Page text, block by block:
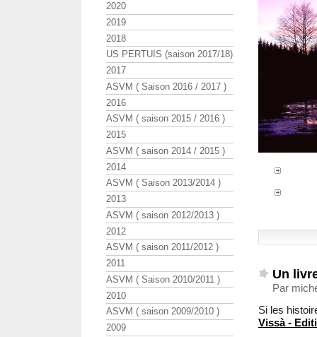
Un
Par
Si les
Vissà -
2020
2019
2018
US PERTUIS (saison 2017/18)
2017
ASVM ( Saison 2016 / 2017 )
2016
ASVM ( saison 2015 / 2016 )
2015
ASVM ( saison 2014 / 2015 )
2014
ASVM ( Saison 2013/2014 )
2013
ASVM ( saison 2012/2013 )
2012
ASVM ( saison 2011/2012 )
2011
ASVM ( Saison 2010/2011 )
2010
ASVM ( saison 2009/2010 )
2009